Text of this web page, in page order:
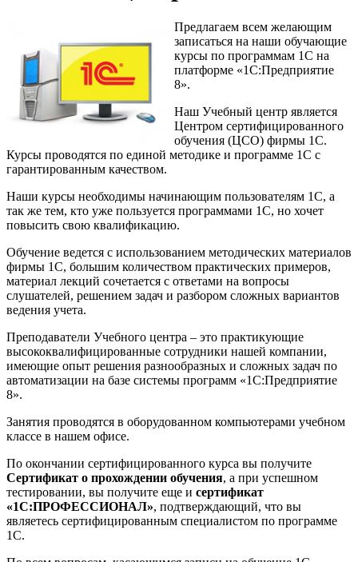
Предлагаем всем желающим
записаться на наши обучающие
курсы по программам 1С на
платформе «1С:Предприятие
8».
Наш Учебный центр является
Центром сертифицированного
обучения (ЦСО) фирмы 1С.
Курсы проводятся по единой методике и программе 1С с
гарантированным качеством.
Наши курсы необходимы начинающим пользователям 1С, а
так же тем, кто уже пользуется программами 1С, но хочет
повысить свою квалификацию.
Обучение ведется с использованием методических материалов
фирмы 1С, большим количеством практических примеров,
материал лекций сочетается с ответами на вопросы
слушателей, решением задач и разбором сложных вариантов
ведения учета.
Преподаватели Учебного центра – это практикующие
высококвалифицированные сотрудники нашей компании,
имеющие опыт решения разнообразных и сложных задач по
автоматизации на базе системы программ «1С:Предприятие
8».
Занятия проводятся в оборудованном компьютерами учебном
классе в нашем офисе.
По окончании сертифицированного курса вы получите
Сертификат о прохождении обучения, а при успешном
тестировании, вы получите еще и сертификат
«1С:ПРОФЕССИОНАЛ», подтверждающий, что вы
являетесь сертифицированным специалистом по программе
1С.